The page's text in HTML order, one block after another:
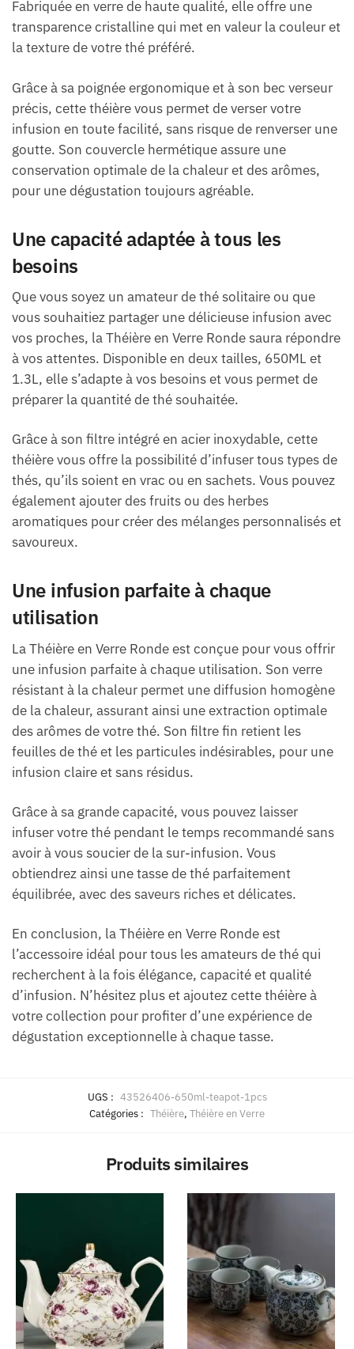
Fabriquée en verre de haute qualité, elle offre une
transparence cristalline qui met en valeur la couleur et
la texture de votre thé préféré.
Grâce à sa poignée ergonomique et à son bec verseur
précis, cette théière vous permet de verser votre
infusion en toute facilité, sans risque de renverser une
goutte. Son couvercle hermétique assure une
conservation optimale de la chaleur et des arômes,
pour une dégustation toujours agréable.
Une capacité adaptée à tous les
besoins
Que vous soyez un amateur de thé solitaire ou que
vous souhaitiez partager une délicieuse infusion avec
vos proches, la Théière en Verre Ronde saura répondre
à vos attentes. Disponible en deux tailles, 650ML et
1.3L, elle s’adapte à vos besoins et vous permet de
préparer la quantité de thé souhaitée.
Grâce à son filtre intégré en acier inoxydable, cette
théière vous offre la possibilité d’infuser tous types de
thés, qu’ils soient en vrac ou en sachets. Vous pouvez
également ajouter des fruits ou des herbes
aromatiques pour créer des mélanges personnalisés et
savoureux.
Une infusion parfaite à chaque
utilisation
La Théière en Verre Ronde est conçue pour vous offrir
une infusion parfaite à chaque utilisation. Son verre
résistant à la chaleur permet une diffusion homogène
de la chaleur, assurant ainsi une extraction optimale
des arômes de votre thé. Son filtre fin retient les
feuilles de thé et les particules indésirables, pour une
infusion claire et sans résidus.
Grâce à sa grande capacité, vous pouvez laisser
infuser votre thé pendant le temps recommandé sans
avoir à vous soucier de la sur-infusion. Vous
obtiendrez ainsi une tasse de thé parfaitement
équilibrée, avec des saveurs riches et délicates.
En conclusion, la Théière en Verre Ronde est
l’accessoire idéal pour tous les amateurs de thé qui
recherchent à la fois élégance, capacité et qualité
d’infusion. N’hésitez plus et ajoutez cette théière à
votre collection pour profiter d’une expérience de
dégustation exceptionnelle à chaque tasse.
UGS : 43526406-650ml-teapot-1pcs
Catégories : Théière, Théière en Verre
Produits similaires